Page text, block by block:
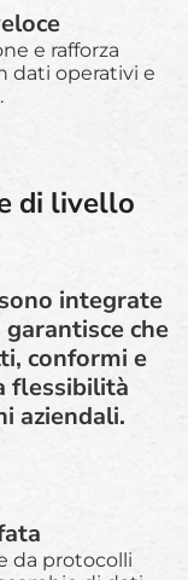
e rafforza
dati operativi e
di livello
integrate
che
conformi e
flessibilità
aziendali.
da protocolli